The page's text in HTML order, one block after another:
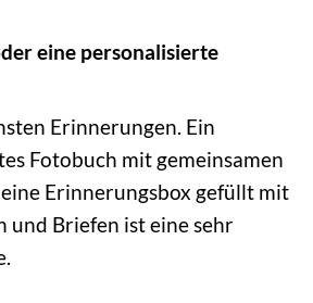
eine personalisierte
Erinnerungen. Ein
Fotobuch mit gemeinsamen
Erinnerungsbox gefüllt mit
und Briefen ist eine sehr